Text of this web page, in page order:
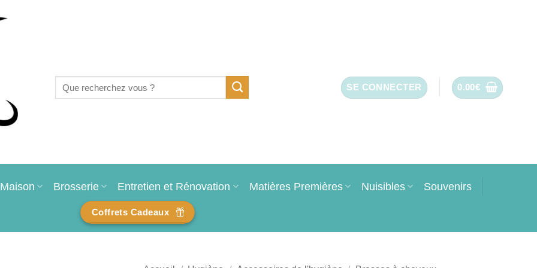
pour :
SE CONNECTER 0.00€
Maison Brosserie Entretien et Rénovation Matières Premières Nuisibles Souvenirs
Coffrets Cadeaux